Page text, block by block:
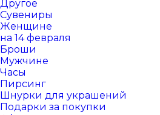
Другое
Сувениры
Женщине
на 14 февраля
Броши
Мужчине
Часы
Пирсинг
Шнурки для украшений
Подарки за покупки